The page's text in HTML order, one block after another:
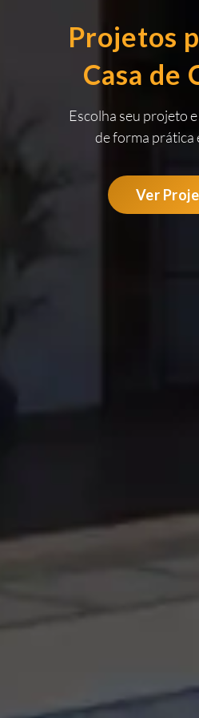
Projetos
Casa de
Escolha seu projeto e
de forma prática
Ver